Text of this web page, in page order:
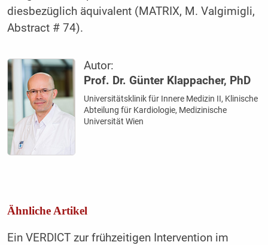
diesbezüglich äquivalent (MATRIX, M. Valgimigli,
Abstract # 74).
Autor:
Prof. Dr. Günter Klappacher, PhD
Universitätsklinik für Innere Medizin II, Klinische
Abteilung für Kardiologie, Medizinische
Universität Wien
Ähnliche Artikel
Ein VERDICT zur frühzeitigen Intervention im